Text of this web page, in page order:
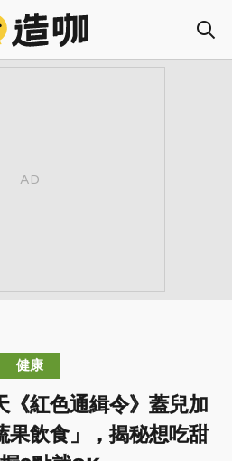
健康
《紅色通緝令》蓋兒加
果飲食」，揭秘想吃甜